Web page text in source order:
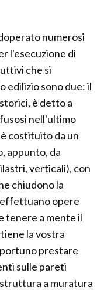
numerosi
l'esecuzione di
che si
edilizio sono due: il
è detto a
nell'ultimo
costituito da un
appunto, da
verticali), con
chiudono la
opere
tenere a mente il
la vostra
prestare
sulle pareti
a muratura